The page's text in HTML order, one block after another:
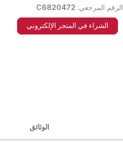
الرقم المرجعي: C6820472
الشراء في المتجر الإلكتروني
الوثائق